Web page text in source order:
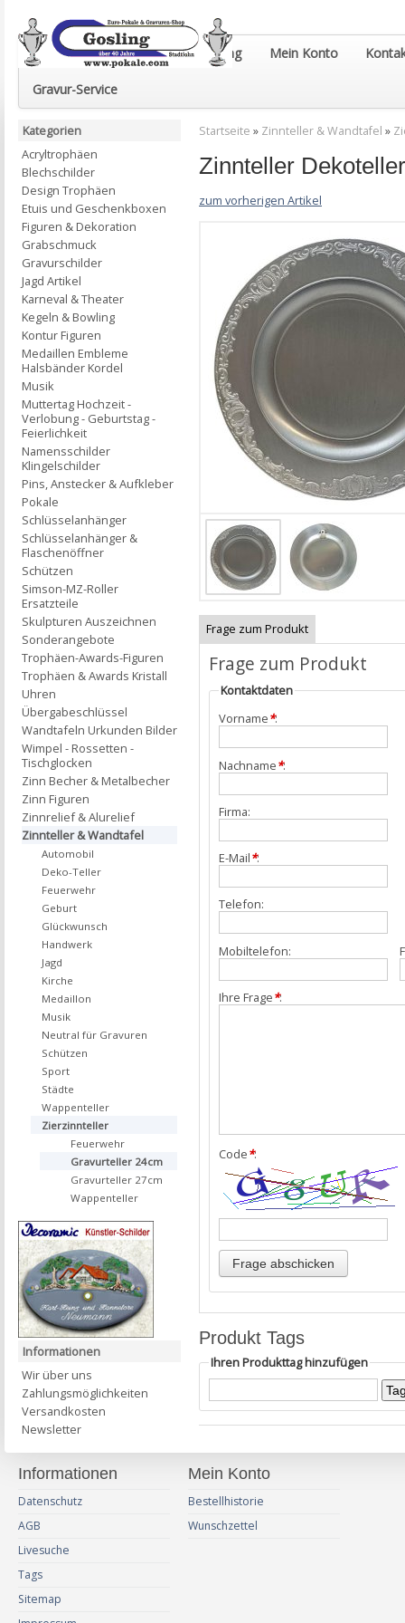
Euro-Pokale & Gravur-Shop Gosling Mein Konto
Gravur-Service
Startseite » Zinnteller & Wandtafel »
Zinnteller
zum vorherigen Artikel
Frage zum Produkt
Frage zum Produkt
Kontaktdaten
Vorname*:
Nachname*:
Firma:
E-Mail*:
Telefon:
Mobiltelefon:
Ihre Frage*:
Code*:
Produkt Tags
Ihren Produkttag hinzufügen
Kategorien
Acryltrophäen
Blechschilder
Design Trophäen
Etuis und Geschenkboxen
Figuren & Dekoration
Grabschmuck
Gravurschilder
Jagd Artikel
Karneval & Theater
Kegeln & Bowling
Kontur Figuren
Medaillen Embleme
Halsbänder Kordel
Musik
Muttertag Hochzeit -
Verlobung - Geburtstag -
Feierlichkeit
Namensschilder
Klingelschilder
Pins, Anstecker & Aufkleber
Pokale
Schlüsselanhänger
Schlüsselanhänger &
Flaschenöffner
Schützen
Simson-MZ-Roller
Ersatzteile
Skulpturen Auszeichnen
Sonderangebote
Trophäen-Awards-Figuren
Trophäen & Awards Kristall
Uhren
Übergabeschlüssel
Wandtafeln Urkunden Bilder
Wimpel - Rossetten -
Tischglocken
Zinn Becher & Metalbecher
Zinn Figuren
Zinnrelief & Alurelief
Zinnteller & Wandtafel
Automobil
Deko-Teller
Feuerwehr
Geburt
Glückwunsch
Handwerk
Jagd
Kirche
Medaillon
Musik
Neutral für Gravuren
Schützen
Sport
Städte
Wappenteller
Zierzinnteller
Feuerwehr
Gravurteller 24cm
Gravurteller 27cm
Wappenteller
Informationen
Wir über uns
Zahlungsmöglichkeiten
Versandkosten
Newsletter
Informationen
Datenschutz
AGB
Livesuche
Tags
Sitemap
Mein Konto
Bestellhistorie
Wunschzettel